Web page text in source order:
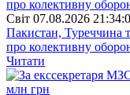
Свiт 07.08.2026
Пакистан, Туреччина
про колективну
Читати